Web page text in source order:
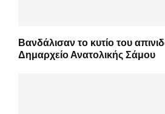
Βανδάλισαν το κυτίο του
Δημαρχείο Ανατολικής Σάμου